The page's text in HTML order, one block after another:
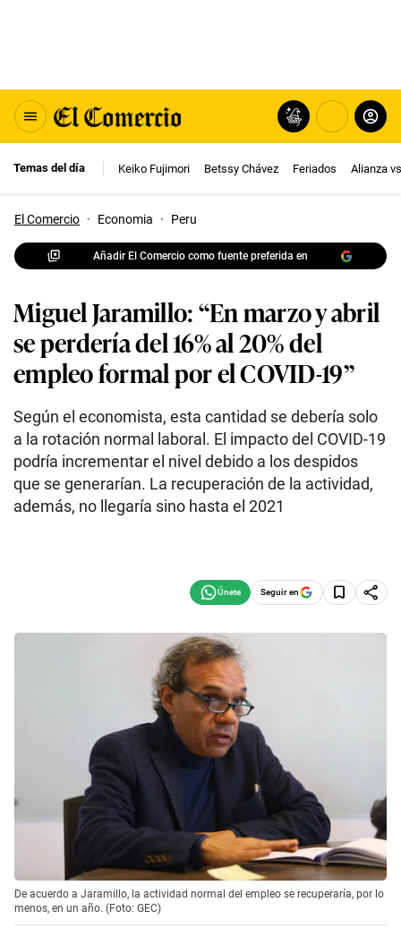
Temas del día Keiko Fujimori Betssy Chávez Feriados Alianza
El Comercio · Economia · Peru
Añadir El Comercio como fuente preferida en
Miguel Jaramillo: “En marzo y abril
se perdería del 16% al 20% del
empleo formal por el COVID-19”
Según el economista, esta cantidad se debería solo
a la rotación normal laboral. El impacto del COVID-19
podría incrementar el nivel debido a los despidos
que se generarían. La recuperación de la actividad,
además, no llegaría sino hasta el 2021
Seguir en
De acuerdo a Jaramillo, la actividad normal del empleo se recuperaría, por lo
menos, en un año. (Foto: GEC)